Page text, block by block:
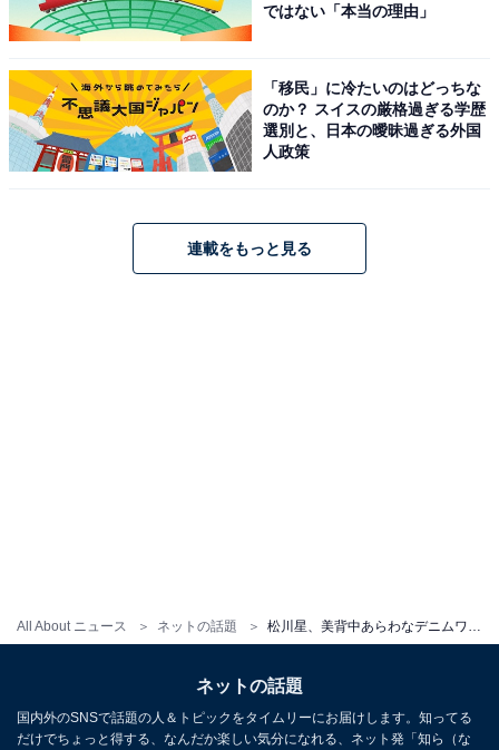
All About ニュース ネットの話題
ではない「本当の理由」
「移民」に冷たいのはどっちな
のか？ スイスの厳格過ぎる学歴
選別と、日本の曖昧過ぎる外国
人政策
連載をもっと見る
ネットの話題
国内外のSNSで話題の人＆トピックをタイムリーにお届けします。知ってる
だけでちょっと得する、なんだか楽しい気分になれる、ネット発「知ら（な